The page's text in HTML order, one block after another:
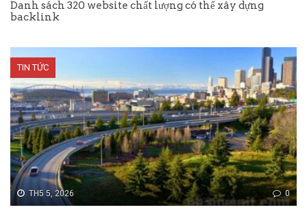
Danh sách 320 website chất lượng có thể xây dựng
backlink
TIN TỨC
TH5 5, 2026 0